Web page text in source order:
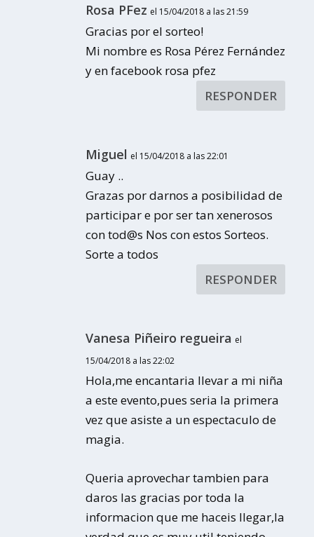
Rosa PFez el 15/04/2018 a las 21:59
Gracias por el sorteo!
Mi nombre es Rosa Pérez Fernández
y en facebook rosa pfez
RESPONDER
Miguel el 15/04/2018 a las 22:01
Guay ..
Grazas por darnos a posibilidad de
participar e por ser tan xenerosos
con tod@s Nos con estos Sorteos.
Sorte a todos
RESPONDER
Vanesa Piñeiro regueira el
15/04/2018 a las 22:02
Hola,me encantaria llevar a mi niña
a este evento,pues seria la primera
vez que asiste a un espectaculo de
magia.
Queria aprovechar tambien para
daros las gracias por toda la
informacion que me haceis llegar,la